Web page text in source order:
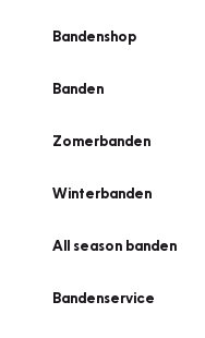
Bandenshop
Banden
Zomerbanden
Winterbanden
All season banden
Bandenservice